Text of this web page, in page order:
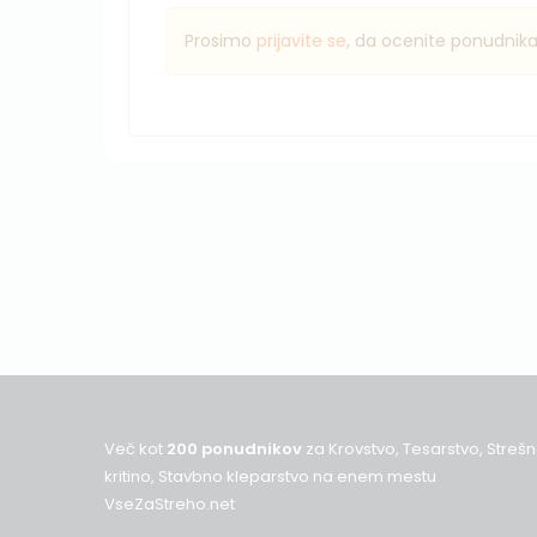
Prosimo prijavite se, da ocenite ponudnika
Več kot 200 ponudnikov za Krovstvo, Tesarstvo,
kritino, Stavbno kleparstvo na enem mestu
VseZaStreho.net